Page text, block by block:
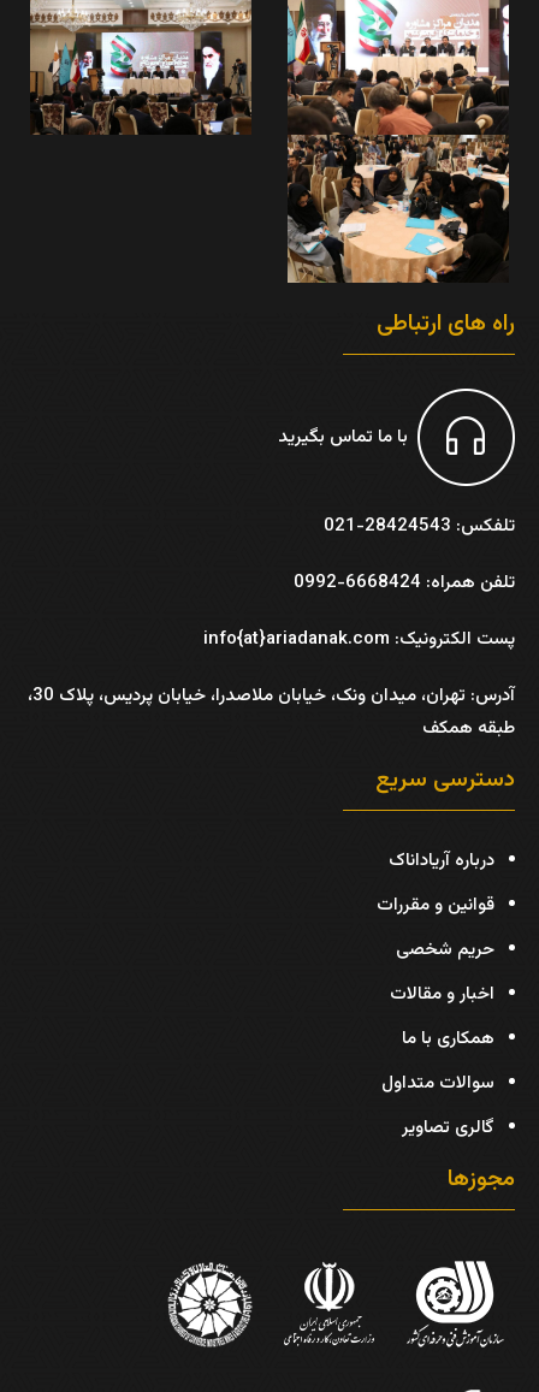
راه های ارتباطی
با ما تماس بگیرید
تلفکس: 28424543-021
تلفن همراه: 6668424-0992
پست الکترونیک: info{at}ariadanak.com
آدرس:
تهران، میدان ونک، خیابان ملاصدرا، خیابان پردیس، پلاک 30،
طبقه همکف
دسترسی سریع
درباره آریاداناک
قوانین و مقررات
حریم شخصی
اخبار و مقالات
همکاری با ما
سوالات متداول
گالری تصاویر
مجوزها